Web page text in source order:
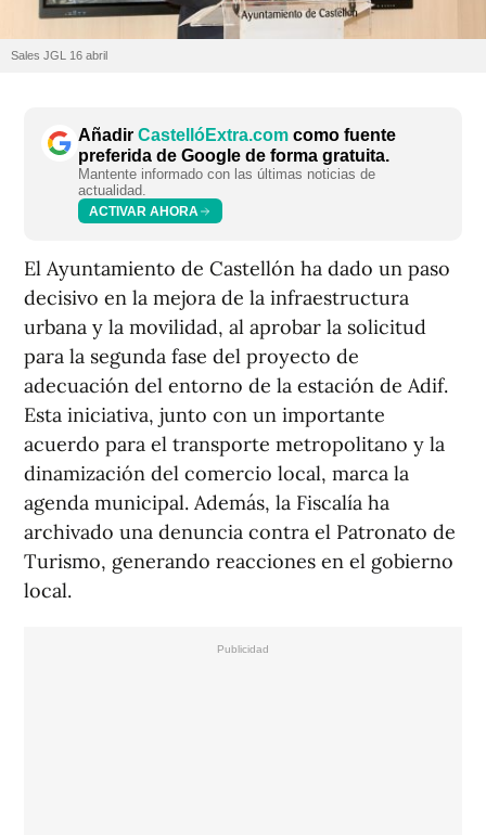
Sales JGL 16 abril
Añadir CastellóExtra.com como fuente
preferida de Google de forma gratuita.
Mantente informado con las últimas noticias de
actualidad.
ACTIVAR AHORA
El Ayuntamiento de Castellón ha dado un paso
decisivo en la mejora de la infraestructura
urbana y la movilidad, al aprobar la solicitud
para la segunda fase del proyecto de
adecuación del entorno de la estación de Adif.
Esta iniciativa, junto con un importante
acuerdo para el transporte metropolitano y la
dinamización del comercio local, marca la
agenda municipal. Además, la Fiscalía ha
archivado una denuncia contra el Patronato de
Turismo, generando reacciones en el gobierno
local.